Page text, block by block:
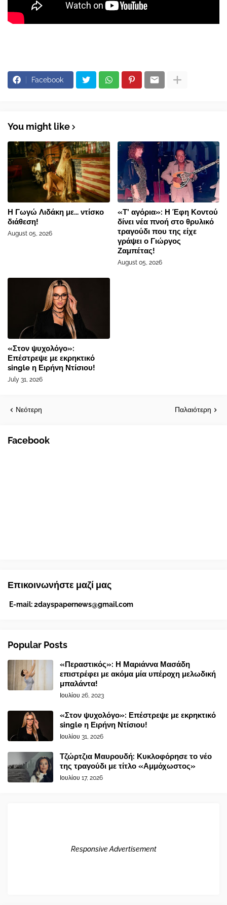
Facebook
You might like
Η Γωγώ Λιδάκη με... ντίσκο
διάθεση!
August 05, 2026
«Τ’ αγόρια»: Η Έφη Κοντού
δίνει νέα πνοή στο θρυλικό
τραγούδι που της είχε
γράψει ο Γιώργος
Ζαμπέτας!
August 05, 2026
«Στον ψυχολόγο»:
Επέστρεψε με εκρηκτικό
single η Ειρήνη Ντίσιου!
July 31, 2026
Νεότερη Παλαιότερη
Facebook
Επικοινωνήστε μαζί μας
E-mail:2dayspapernews@gmail.com
Popular Posts
«Περαστικός»: Η Μαριάννα Μασάδη
επιστρέφει με ακόμα μία υπέροχη μελωδική
μπαλάντα!
Ιουλίου 26, 2023
«Στον ψυχολόγο»: Επέστρεψε με εκρηκτικό
single η Ειρήνη Ντίσιου!
Ιουλίου 31, 2026
Τζώρτζια Μαυρουδή: Κυκλοφόρησε το νέο
της τραγούδι με τίτλο «Αμμόχωστος»
Ιουλίου 17, 2026
Responsive Advertisement